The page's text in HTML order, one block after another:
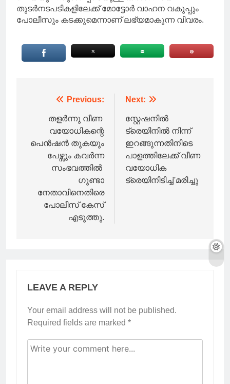
തുടർനടപടികളിലേക്ക് മോട്ടോർ വാഹന വകുപ്പും
പോലീസും കടക്കുമെന്നാണ് ലഭ്യമാകുന്ന വിവരം.
navigation
Previous:
തളർന്നു വീണ
വയോധികന്റെ
പെൻഷൻ തുകയും
പേഴ്സും കവർന്ന
സംഭവത്തില്‍
ഗുണ്ടാ
നേതാവിനെതിരെ
പോലീസ് കേസ്
എടുത്തു.
Next:
സ്റ്റേഷനിൽ
ട്രെയിനിൽ നിന്ന്
ഇറങ്ങുന്നതിനിടെ
പാളത്തിലേക്ക് വീണ
വയോധിക
ട്രെയിനിടിച്ച് മരിച്ചു
LEAVE A REPLY
Your email address will not be published.
Required fields are marked *